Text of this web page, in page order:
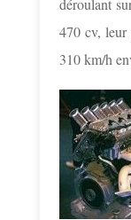
déroulant
470 cv, leur
310 km/h